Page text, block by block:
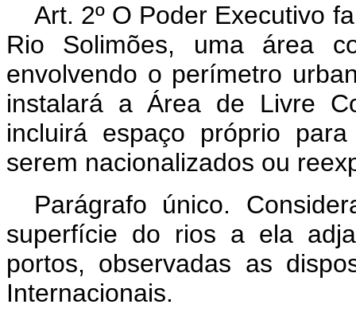
Art. 2º O Poder Executivo
Rio Solimões, uma área
envolvendo o perímetro
instalará a Área de Livre
incluirá espaço próprio
serem nacionalizados ou
Parágrafo único.
superfície do rios a ela
portos, observadas as
Internacionais.